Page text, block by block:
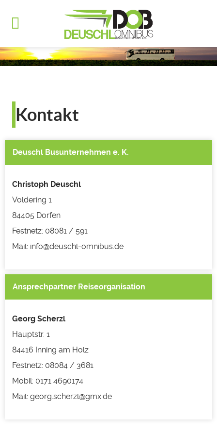
Kontakt
Deuschl Busunternehmen e. K.
Christoph Deuschl
Voldering 1
84405 Dorfen
Festnetz: 08081 / 591
Mail: info@deuschl-omnibus.de
Ansprechpartner Reiseorganisation
Georg Scherzl
Hauptstr. 1
84416 Inning am Holz
Festnetz: 08084 / 3681
Mobil: 0171 4690174
Mail: georg.scherzl@gmx.de